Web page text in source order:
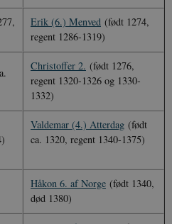
Erik (6.) Menved (født 1274,
regent 1286-1319)
Christoffer 2. (født 1276,
regent 1320-1326 og 1330-
1332)
Valdemar (4.) Atterdag (født
ca. 1320, regent 1340-1375)
Håkon 6. af Norge (født 1340,
død 1380)